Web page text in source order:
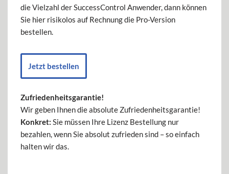
die Vielzahl der SuccessControl Anwender, dann können
Sie hier risikolos auf Rechnung die Pro-Version
bestellen.
Jetzt bestellen
Zufriedenheitsgarantie!
Wir geben Ihnen die absolute Zufriedenheitsgarantie!
Konkret: Sie müssen Ihre Lizenz Bestellung nur
bezahlen, wenn Sie absolut zufrieden sind – so einfach
halten wir das.